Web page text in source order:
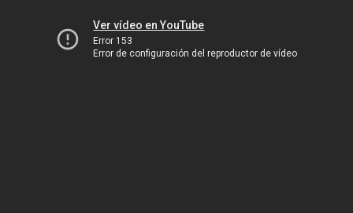
Ver vídeo en YouTube
Error 153
Error de configuración del reproductor de vídeo